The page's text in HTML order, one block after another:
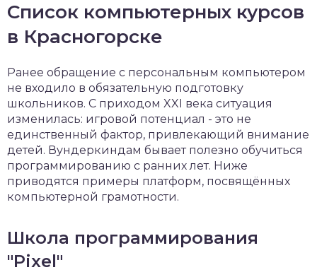
Список компьютерных курсов
в Красногорске
Ранее обращение с персональным компьютером
не входило в обязательную подготовку
школьников. С приходом XXI века ситуация
изменилась: игровой потенциал - это не
единственный фактор, привлекающий внимание
детей. Вундеркиндам бывает полезно обучиться
программированию с ранних лет. Ниже
приводятся примеры платформ, посвящённых
компьютерной грамотности.
Школа программирования
"Pixel"